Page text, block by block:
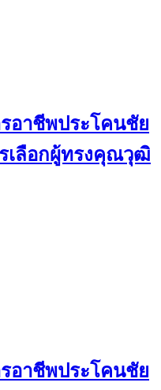
อาชีพประโคนชัย
เลือกผู้ทรงคุณวุฒิ
อาชีพประโคนชัย